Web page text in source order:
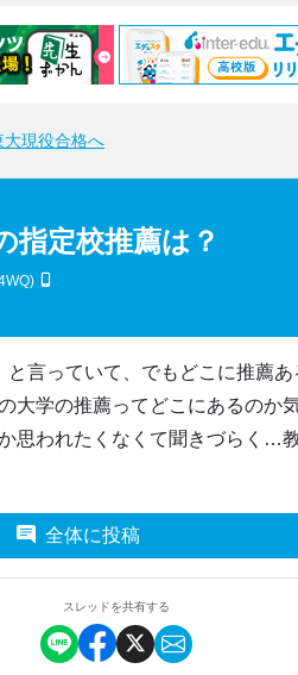
大現役合格へ
指定校推薦は？
言っていて、でもどこに推薦
大学の推薦ってどこにあるのか
思われたくなくて聞きづらく…
全体に投稿
スレッドを共有する